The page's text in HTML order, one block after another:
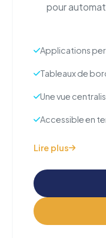
pour
Applications
Tableaux de
Une vue
Accessible en
Lire plus